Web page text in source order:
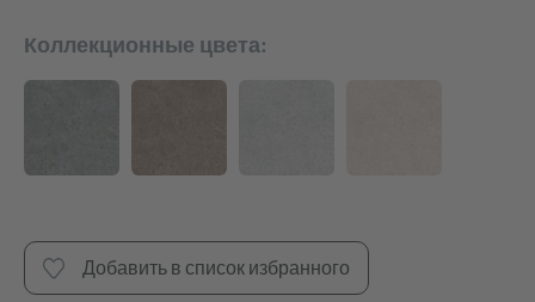
Коллекционные цвета:
Добавить в список избранного